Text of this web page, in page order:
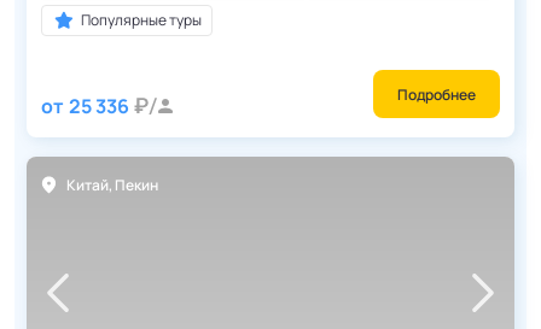
Популярные туры
от 25 336 Подробнее
Китай, Пекин